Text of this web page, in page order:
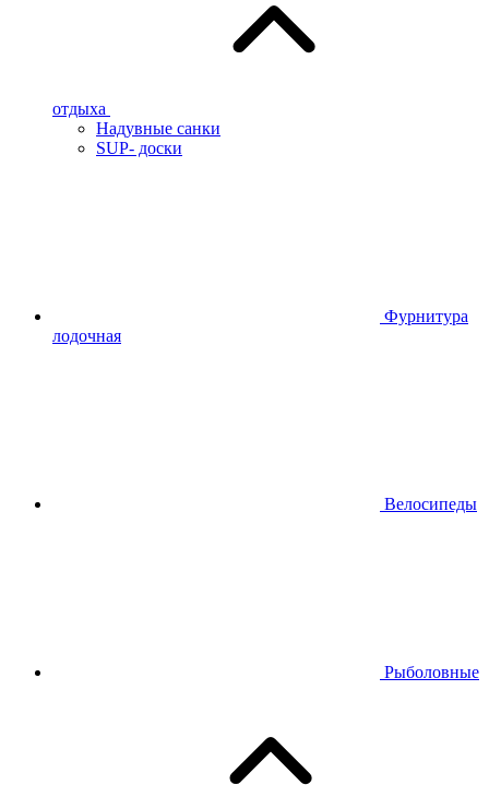
отдыха
Надувные санки
SUP- доски
Фурнитура
лодочная
Велосипеды
Рыболовные